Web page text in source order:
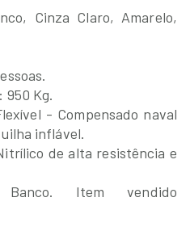
Cinza Claro, Amarelo,
950 Kg.
- Compensado naval
inflável.
de alta resistência e
Item vendido